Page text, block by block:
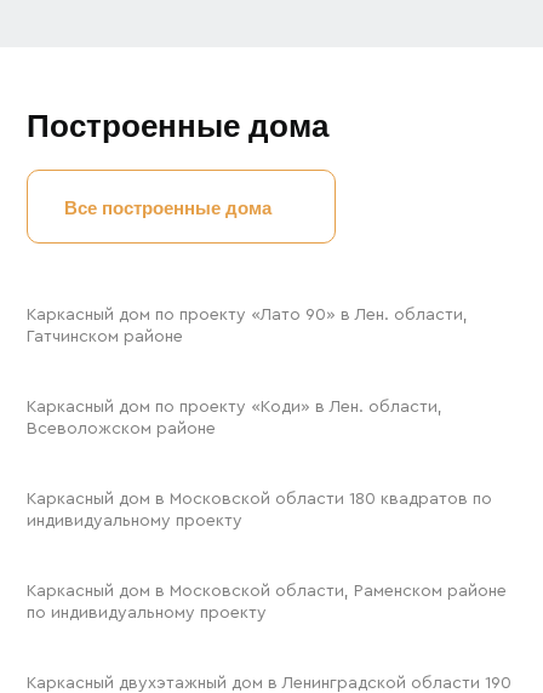
Построенные дома
Все построенные дома
78 м²
Каркасный дом по проекту «Лато 90» в Лен. области,
Гатчинском районе
165 м²
Каркасный дом по проекту «Коди» в Лен. области,
Всеволожском районе
200 м²
Каркасный дом в Московской области 180 квадратов по
индивидуальному проекту
100 м²
Каркасный дом в Московской области, Раменском районе
по индивидуальному проекту
190 м²
Каркасный двухэтажный дом в Ленинградской области 190